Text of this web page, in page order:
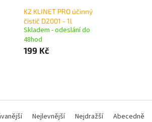
K2 KLINET PRO účinný
čistič D2001 - 1l
Skladem - odeslání do
48hod
199 Kč
Nejlevnější Nejdražší Abecedně